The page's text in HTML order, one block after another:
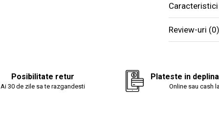
✔Matlasată pe
menține
✔
Rezistență
și după utilizare
✔Lavabilă la
Caracteristici
Review-uri (0)
Posibilitate retur
Ai 30 de zile sa te razgandesti
Plateste in
Online sau cash